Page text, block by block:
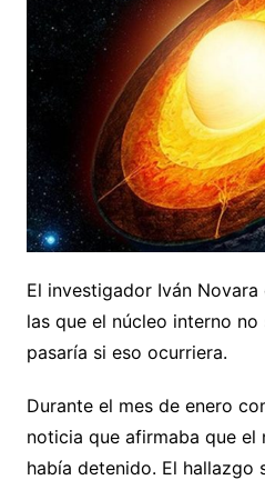
El investigador Iván
las que el núcleo interno
pasaría si eso ocurriera.
Durante el mes de enero
noticia que afirmaba que el
había detenido. El hallazgo